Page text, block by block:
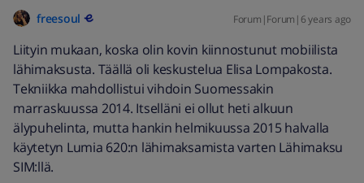
freesoul Forum|Forum|6 years ago
Liityin mukaan, koska olin kovin kiinnostunut mobiilista
lähimaksusta. Täällä oli keskustelua Elisa Lompakosta.
Tekniikka mahdollistui vihdoin Suomessakin
marraskuussa 2014. Itselläni ei ollut heti alkuun
älypuhelinta, mutta hankin helmikuussa 2015 halvalla
käytetyn Lumia 620:n lähimaksamista varten Lähimaksu
SIM:llä.